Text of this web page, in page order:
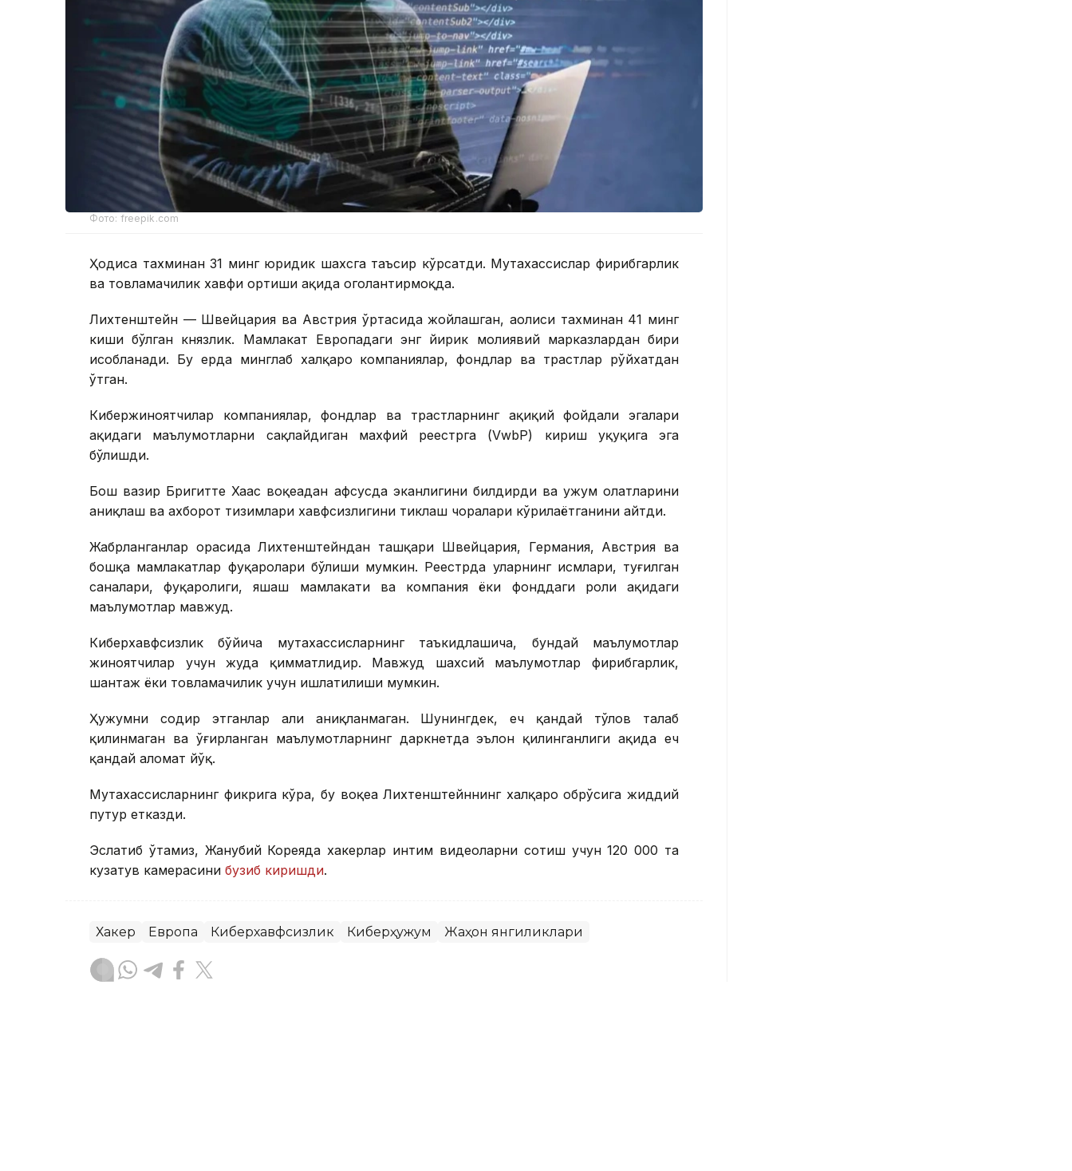
Фото: freepik.com
Ҳодиса тахминан 31 минг юридик шахсга таъсир кўрсатди. Мутахассислар фирибгарлик
ва товламачилик хавфи ортиши ҳақида огоҳлантирмоқда.
Лихтенштейн — Швейцария ва Австрия ўртасида жойлашган, аҳолиси тахминан 41 минг
киши бўлган князлик. Мамлакат Европадаги энг йирик молиявий марказлардан бири
ҳисобланади. Бу ерда минглаб халқаро компаниялар, фондлар ва трастлар рўйхатдан
ўтган.
Кибержиноятчилар компаниялар, фондлар ва трастларнинг ҳақиқий фойдали эгалари
ҳақидаги маълумотларни сақлайдиган махфий реестрга (VwbP) кириш ҳуқуқига эга
бўлишди.
Бош вазир Бригитте Хаас воқеадан афсусда эканлигини билдирди ва ҳужум ҳолатларини
аниқлаш ва ахборот тизимлари хавфсизлигини тиклаш чоралари кўрилаётганини айтди.
Жабрланганлар орасида Лихтенштейндан ташқари Швейцария, Германия, Австрия ва
бошқа мамлакатлар фуқаролари бўлиши мумкин. Реестрда уларнинг исмлари, туғилган
саналари, фуқаролиги, яшаш мамлакати ва компания ёки фонддаги роли ҳақидаги
маълумотлар мавжуд.
Киберхавфсизлик бўйича мутахассисларнинг таъкидлашича, бундай маълумотлар
жиноятчилар учун жуда қимматлидир. Мавжуд шахсий маълумотлар фирибгарлик,
шантаж ёки товламачилик учун ишлатилиши мумкин.
Ҳужумни содир этганлар ҳали аниқланмаган. Шунингдек, ҳеч қандай тўлов талаб
қилинмаган ва ўғирланган маълумотларнинг даркнетда эълон қилинганлиги ҳақида ҳеч
қандай аломат йўқ.
Мутахассисларнинг фикрига кўра, бу воқеа Лихтенштейннинг халқаро обрўсига жиддий
путур етказди.
Эслатиб ўтамиз, Жанубий Кореяда хакерлар интим видеоларни сотиш учун 120 000 та
кузатув камерасини бузиб киришди.
Хакер Европа Киберхавфсизлик Киберҳужум Жаҳон янгиликлари